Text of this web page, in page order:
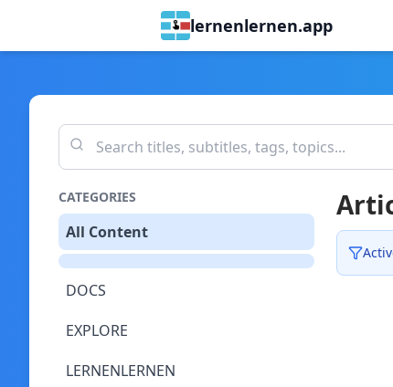
lernenlernen.app
CATEGORIES
All Content
DOCS
EXPLORE
LERNENLERNEN